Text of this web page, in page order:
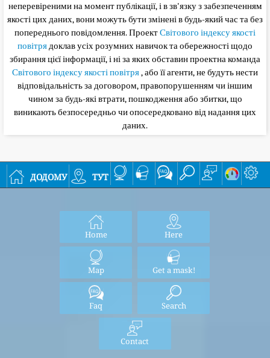
неперевіреними на момент публікації, і в зв'язку з забезпеченням
якості цих даних, вони можуть бути змінені в будь-який час та без
попереднього повідомлення. ПроектСвітового індексу якості
повітрядоклав усіх розумних навичок та обережності щодо
збирання цієї інформації, і ні за яких обставин проектна команда
Світового індексу якості повітря, або її агенти, не будуть нести
відповідальність за договором, правопорушенням чи іншим
чином за будь-які втрати, пошкодження або збитки, що
виникають безпосередньо чи опосередковано від надання цих
даних.
додому тут
Home Here
Map Get a mask!
Faq Search
Contact